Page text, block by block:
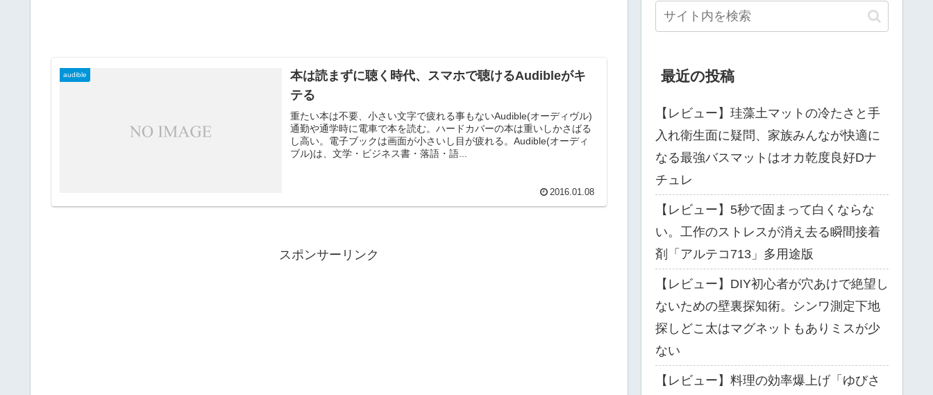
audible
本は読まずに聴く時代、スマホで聴けるAudibleがキ
テる
重たい本は不要、小さい文字で疲れる事もないAudible(オーディヴル)
通勤や通学時に電車で本を読む。ハードカバーの本は重いしかさばる
し高い。電子ブックは画面が小さいし目が疲れる。Audible(オーディ
ブル)は、文学・ビジネス書・落語・語...
2016.01.08
スポンサーリンク
最近の投稿
【レビュー】珪藻土マットの冷たさと手
入れ衛生面に疑問、家族みんなが快適に
なる最強バスマットはオカ乾度良好Dナ
チュレ
【レビュー】5秒で固まって白くならな
い。工作のストレスが消え去る瞬間接着
剤「アルテコ713」多用途版
【レビュー】DIY初心者が穴あけで絶望し
ないための壁裏探知術。シンワ測定下地
探しどこ太はマグネットもありミスが少
ない
【レビュー】料理の効率爆上げ「ゆびさ